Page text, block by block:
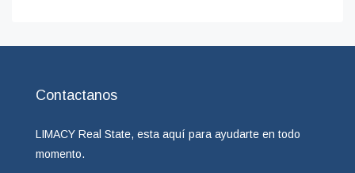
Contactanos
LIMACY Real State, esta aquí para ayudarte en todo
momento.